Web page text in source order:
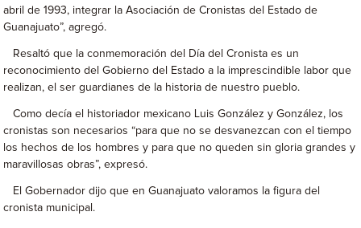
abril de 1993, integrar la Asociación de Cronistas del Estado de
Guanajuato”, agregó.
Resaltó que la conmemoración del Día del Cronista es un
reconocimiento del Gobierno del Estado a la imprescindible labor que
realizan, el ser guardianes de la historia de nuestro pueblo.
Como decía el historiador mexicano Luis González y González, los
cronistas son necesarios “para que no se desvanezcan con el tiempo
los hechos de los hombres y para que no queden sin gloria grandes y
maravillosas obras”, expresó.
El Gobernador dijo que en Guanajuato valoramos la figura del
cronista municipal.